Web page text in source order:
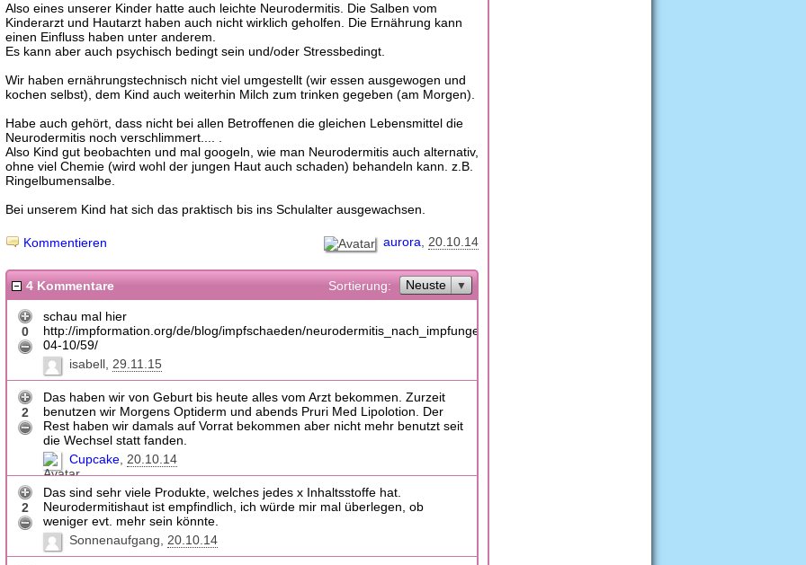
Also eines unserer Kinder hatte auch leichte Neurodermitis. Die Salben vom
Kinderarzt und Hautarzt haben auch nicht wirklich geholfen. Die Ernährung kann
einen Einfluss haben unter anderem.
Es kann aber auch psychisch bedingt sein und/oder Stressbedingt.
Wir haben ernährungstechnisch nicht viel umgestellt (wir essen ausgewogen und
kochen selbst), dem Kind auch weiterhin Milch zum trinken gegeben (am Morgen).
Habe auch gehört, dass nicht bei allen Betroffenen die gleichen Lebensmittel die
Neurodermitis noch verschlimmert.... .
Also Kind gut beobachten und mal googeln, wie man Neurodermitis auch alternativ,
ohne viel Chemie (wird wohl der jungen Haut auch schaden) behandeln kann. z.B.
Ringelbumensalbe.
Bei unserem Kind hat sich das praktisch bis ins Schulalter ausgewachsen.
aurora 20.10.14
Kommentieren
4 Kommentare Sortierung: Neuste
0
schau mal hier
http://impformation.org/de/blog/impfschaeden/neurodermitis_nach_impfungen/2015-
04-10/59/
isabell 29.11.15
2
Das haben wir von Geburt bis heute alles vom Arzt bekommen. Zurzeit
benutzen wir Morgens Optiderm und abends Pruri Med Lipolotion. Der
Rest haben wir damals auf Vorrat bekommen aber nicht mehr benutzt seit
die Wechsel statt fanden.
Cupcake 20.10.14
2
Das sind sehr viele Produkte, welches jedes x Inhaltsstoffe hat.
Neurodermitishaut ist empfindlich, ich würde mir mal überlegen, ob
weniger evt. mehr sein könnte.
Sonnenaufgang 20.10.14